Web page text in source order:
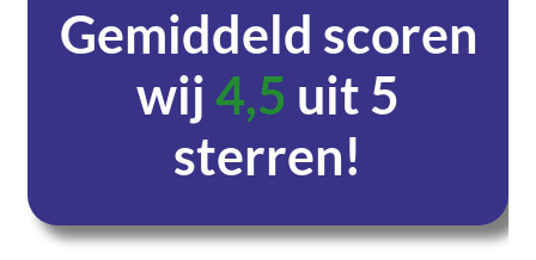
Gemiddeld scoren
wij4,5 uit 5
sterren!